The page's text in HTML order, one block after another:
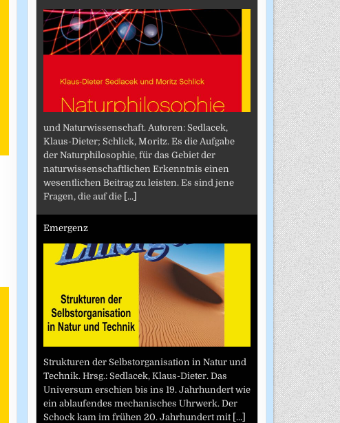
und Naturwissenschaft. Autoren: Sedlacek,
Klaus-Dieter; Schlick, Moritz. Es die Aufgabe
der Naturphilosophie, für das Gebiet der
naturwissenschaftlichen Erkenntnis einen
wesentlichen Beitrag zu leisten. Es sind jene
Fragen, die auf die [...]
Emergenz
Strukturen der Selbstorganisation in Natur und
Technik. Hrsg.: Sedlacek, Klaus-Dieter. Das
Universum erschien bis ins 19. Jahrhundert wie
ein ablaufendes mechanisches Uhrwerk. Der
Schock kam im frühen 20. Jahrhundert mit [...]